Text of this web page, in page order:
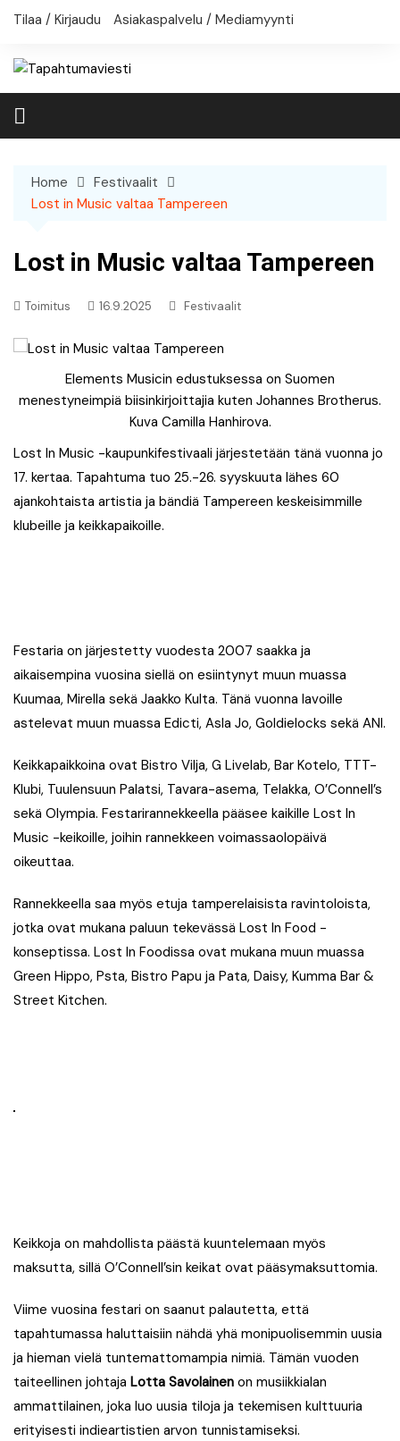
Skip
Tilaa / Kirjaudu Asiakaspalvelu / Mediamyynti
Home
Festivaalit
Lost in Music valtaa Tampereen
Lost in Music valtaa Tampereen
Toimitus 16.9.2025 Festivaalit
Elements Musicin edustuksessa on Suomen
menestyneimpiä biisinkirjoittajia kuten Johannes Brotherus.
Kuva Camilla Hanhirova.
Lost In Music -kaupunkifestivaali järjestetään tänä vuonna jo
17. kertaa. Tapahtuma tuo 25.-26. syyskuuta lähes 60
ajankohtaista artistia ja bändiä Tampereen keskeisimmille
klubeille ja keikkapaikoille.
Festaria on järjestetty vuodesta 2007 saakka ja
aikaisempina vuosina siellä on esiintynyt muun muassa
Kuumaa, Mirella sekä Jaakko Kulta. Tänä vuonna lavoille
astelevat muun muassa Edicti, Asla Jo, Goldielocks sekä ANI.
Keikkapaikkoina ovat Bistro Vilja, G Livelab, Bar Kotelo, TTT-
Klubi, Tuulensuun Palatsi, Tavara-asema, Telakka, O’Connell’s
sekä Olympia. Festarirannekkeella pääsee kaikille Lost In
Music -keikoille, joihin rannekkeen voimassaolopäivä
oikeuttaa.
Rannekkeella saa myös etuja tamperelaisista ravintoloista,
jotka ovat mukana paluun tekevässä Lost In Food -
konseptissa. Lost In Foodissa ovat mukana muun muassa
Green Hippo, Psta, Bistro Papu ja Pata, Daisy, Kumma Bar &
Street Kitchen.
Keikkoja on mahdollista päästä kuuntelemaan myös
maksutta, sillä O’Connell’sin keikat ovat pääsymaksuttomia.
Viime vuosina festari on saanut palautetta, että
tapahtumassa haluttaisiin nähdä yhä monipuolisemmin uusia
ja hieman vielä tuntemattomampia nimiä. Tämän vuoden
taiteellinen johtaja Lotta Savolainen on musiikkialan
ammattilainen, joka luo uusia tiloja ja tekemisen kulttuuria
erityisesti indieartistien arvon tunnistamiseksi.